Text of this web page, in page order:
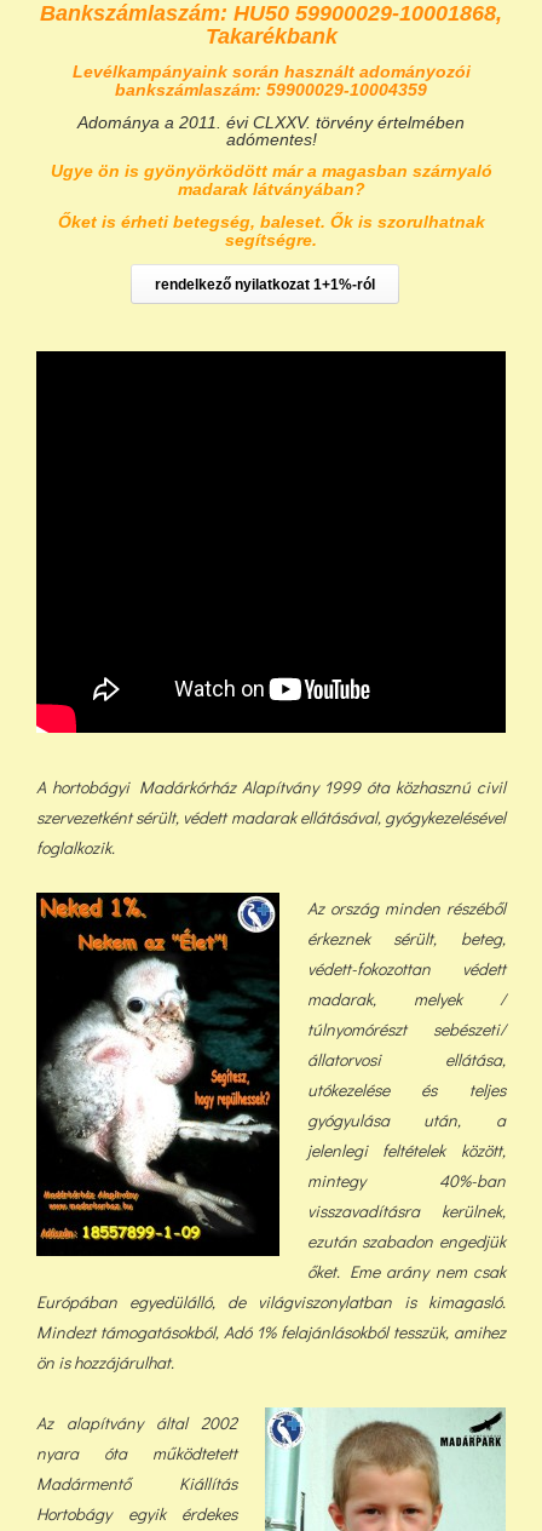
Bankszámlaszám: HU50 59900029-10001868,
Takarékbank
Levélkampányaink során használt adományozói
bankszámlaszám: 59900029-10004359
Adománya a 2011. évi CLXXV. törvény értelmében
adómentes!
Ugye ön is gyönyörködött már a magasban szárnyaló
madarak látványában?
Őket is érheti betegség, baleset. Ők is szorulhatnak
segítségre.
rendelkező nyilatkozat 1+1%-ról
A hortobágyi Madárkórház Alapítvány 1999 óta közhasznú civil
szervezetként sérült, védett madarak ellátásával, gyógykezelésével
foglalkozik.
Az ország minden részéből
érkeznek sérült, beteg,
védett-fokozottan védett
madarak, melyek /
túlnyomórészt sebészeti/
állatorvosi ellátása,
utókezelése és teljes
gyógyulása után, a
jelenlegi feltételek között,
mintegy 40%-ban
visszavadításra kerülnek,
ezután szabadon engedjük
őket. Eme arány nem csak
Európában egyedülálló, de világviszonylatban is kimagasló.
Mindezt támogatásokból, Adó 1% felajánlásokból tesszük, amihez
ön is hozzájárulhat.
Az alapítvány által 2002
nyara óta működtetett
Madármentő Kiállítás
Hortobágy egyik érdekes